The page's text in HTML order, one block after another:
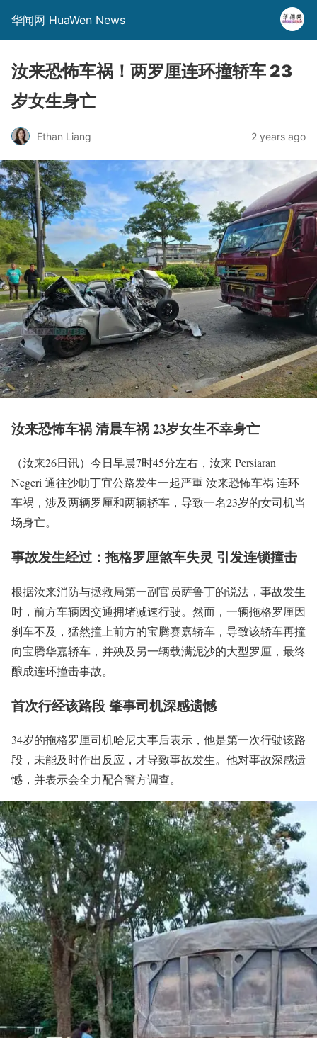
华闻网 HuaWen News
汝来恐怖车祸！两罗厘连环撞轿车 23
岁女生身亡
Ethan Liang 2 years ago
汝来恐怖车祸 清晨车祸 23岁女生不幸身亡
（汝来26日讯）今日早晨7时45分左右，汝来 Persiaran
Negeri 通往沙叻丁宜公路发生一起严重 汝来恐怖车祸 连环
车祸，涉及两辆罗厘和两辆轿车，导致一名23岁的女司机当
场身亡。
事故发生经过：拖格罗厘煞车失灵 引发连锁撞击
根据汝来消防与拯救局第一副官员萨鲁丁的说法，事故发生
时，前方车辆因交通拥堵减速行驶。然而，一辆拖格罗厘因
刹车不及，猛然撞上前方的宝腾赛嘉轿车，导致该轿车再撞
向宝腾华嘉轿车，并殃及另一辆载满泥沙的大型罗厘，最终
酿成连环撞击事故。
首次行经该路段 肇事司机深感遗憾
34岁的拖格罗厘司机哈尼夫事后表示，他是第一次行驶该路
段，未能及时作出反应，才导致事故发生。他对事故深感遗
憾，并表示会全力配合警方调查。